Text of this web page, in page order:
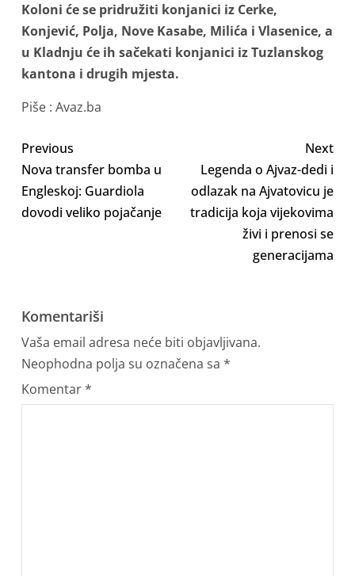
Koloni će se pridružiti konjanici iz Cerke,
Konjević, Polja, Nove Kasabe, Milića i Vlasenice, a
u Kladnju će ih sačekati konjanici iz Tuzlanskog
kantona i drugih mjesta.
Piše : Avaz.ba
Previous
Nova transfer bomba u
Engleskoj: Guardiola
dovodi veliko pojačanje
Next
Legenda o Ajvaz-dedi i
odlazak na Ajvatovicu je
tradicija koja vijekovima
živi i prenosi se
generacijama
Komentariši
Vaša email adresa neće biti objavljivana.
Neophodna polja su označena sa *
Komentar*